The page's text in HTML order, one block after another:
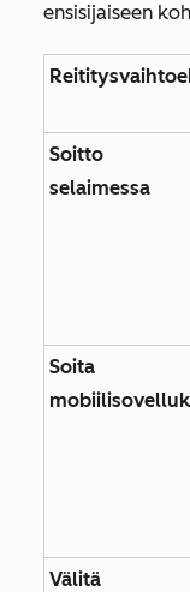
ensisijaiseen
Soitto
selaimessa
Soita
Välitä